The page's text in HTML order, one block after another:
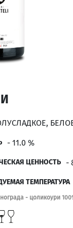
- 11.0 %
ЦЕННОСТЬ -
ТЕМПЕРАТУРА
- цоликоури